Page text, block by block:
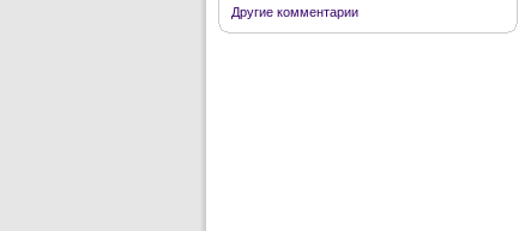
Другие комментарии